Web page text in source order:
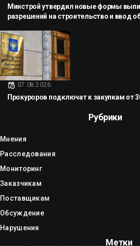
Минстрой утвердил новые формы
разрешений на строительство и ввод
07.08.2026
Прокуроров подключат к закупкам от
Рубрики
Мнения
Расследования
Мониторинг
Заказчикам
Поставщикам
Обсуждение
Нарушения
Метки